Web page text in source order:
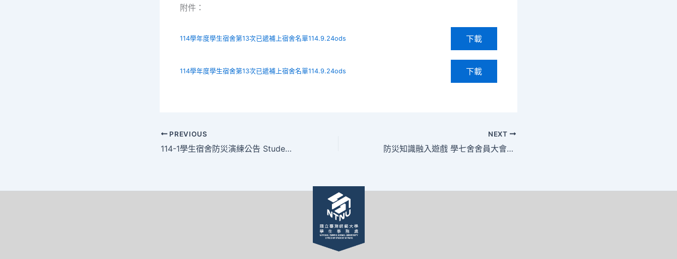
附件：
114學年度學生宿舍第13次已遞補上宿舍名單114.9.24ods 下載
114學年度學生宿舍第13次已遞補上宿舍名單114.9.24ods 下載
PREVIOUS
114-1學生宿舍防災演練公告 Student Dormitory Disaster Evacuation Drill for Fall Semester 2025
NEXT
防災知識融入遊戲 學七舍舍員大會提升安全意識